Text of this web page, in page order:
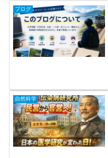
ブログ
自然科学